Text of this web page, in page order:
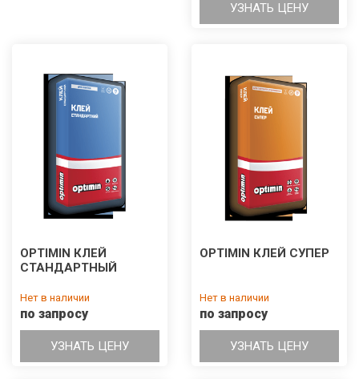
УЗНАТЬ ЦЕНУ
OPTIMIN КЛЕЙ
СТАНДАРТНЫЙ
Нет в наличии
по запросу
УЗНАТЬ ЦЕНУ
OPTIMIN КЛЕЙ СУПЕР
Нет в наличии
по запросу
УЗНАТЬ ЦЕНУ